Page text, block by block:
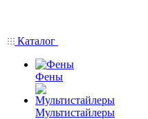
Каталог
Фены
Мультистайлеры